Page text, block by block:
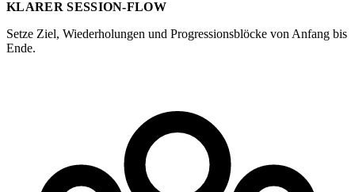
KLARER SESSION-FLOW
Setze Ziel, Wiederholungen und Progressionsblöcke von Anfang bis
Ende.